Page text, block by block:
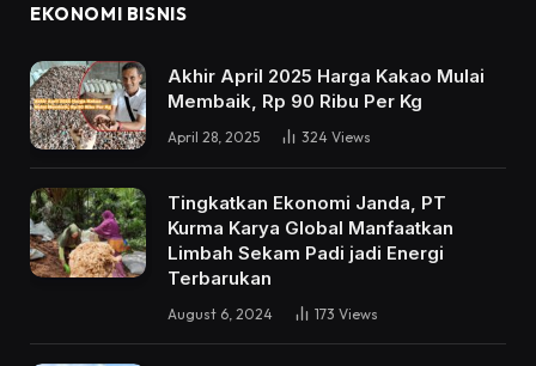
EKONOMI BISNIS
Akhir April 2025 Harga Kakao Mulai
Membaik, Rp 90 Ribu Per Kg
April 28, 2025 324 Views
Tingkatkan Ekonomi Janda, PT
Kurma Karya Global Manfaatkan
Limbah Sekam Padi jadi Energi
Terbarukan
August 6, 2024 173 Views